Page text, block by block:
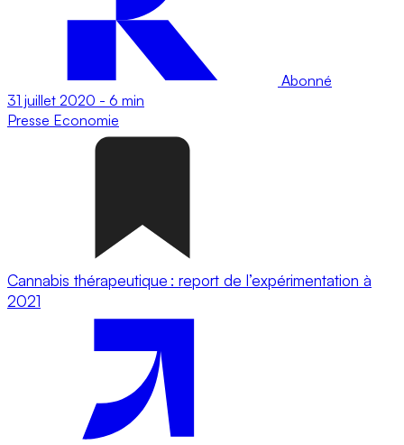
Abonné
31 juillet 2020 - 6 min
Presse Economie
Cannabis thérapeutique : report de l’expérimentation à
2021